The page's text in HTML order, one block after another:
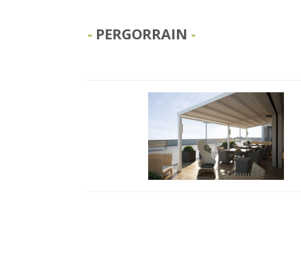
PERGORRAIN